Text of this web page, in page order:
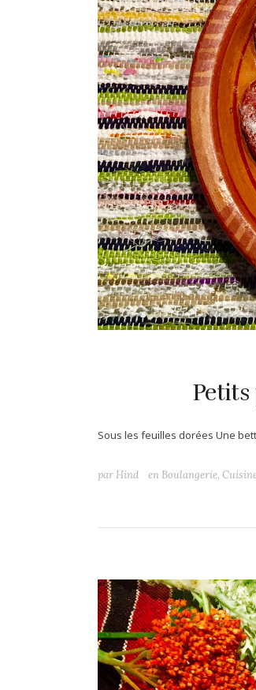
Petits
Sous les feuilles dorées Une
par Hind en Boulangerie,